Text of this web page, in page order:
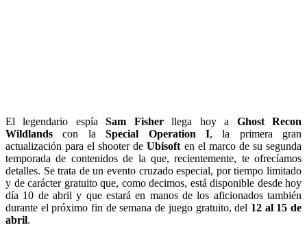
El legendario espíaSam Fisherllega hoy a Ghost Recon
Wildlands con laSpecial Operation I, la primera gran
actualización para el shooter deUbisoft en el marco de su segunda
temporada de contenidos de la que, recientemente, te ofrecíamos
detalles. Se trata de un evento cruzado especial, por tiempo limitado
y de carácter gratuito que, como decimos, está disponible desde hoy
día 10 de abril y que estará en manos de los aficionados también
durante el próximo fin de semana de juego gratuito, del 12 al 15 de
abril.